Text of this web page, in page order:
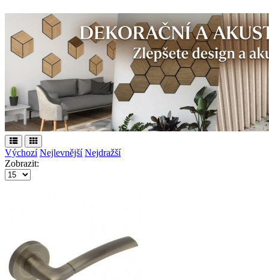
Výchozí Nejlevnější Nejdražší
Zobrazit: